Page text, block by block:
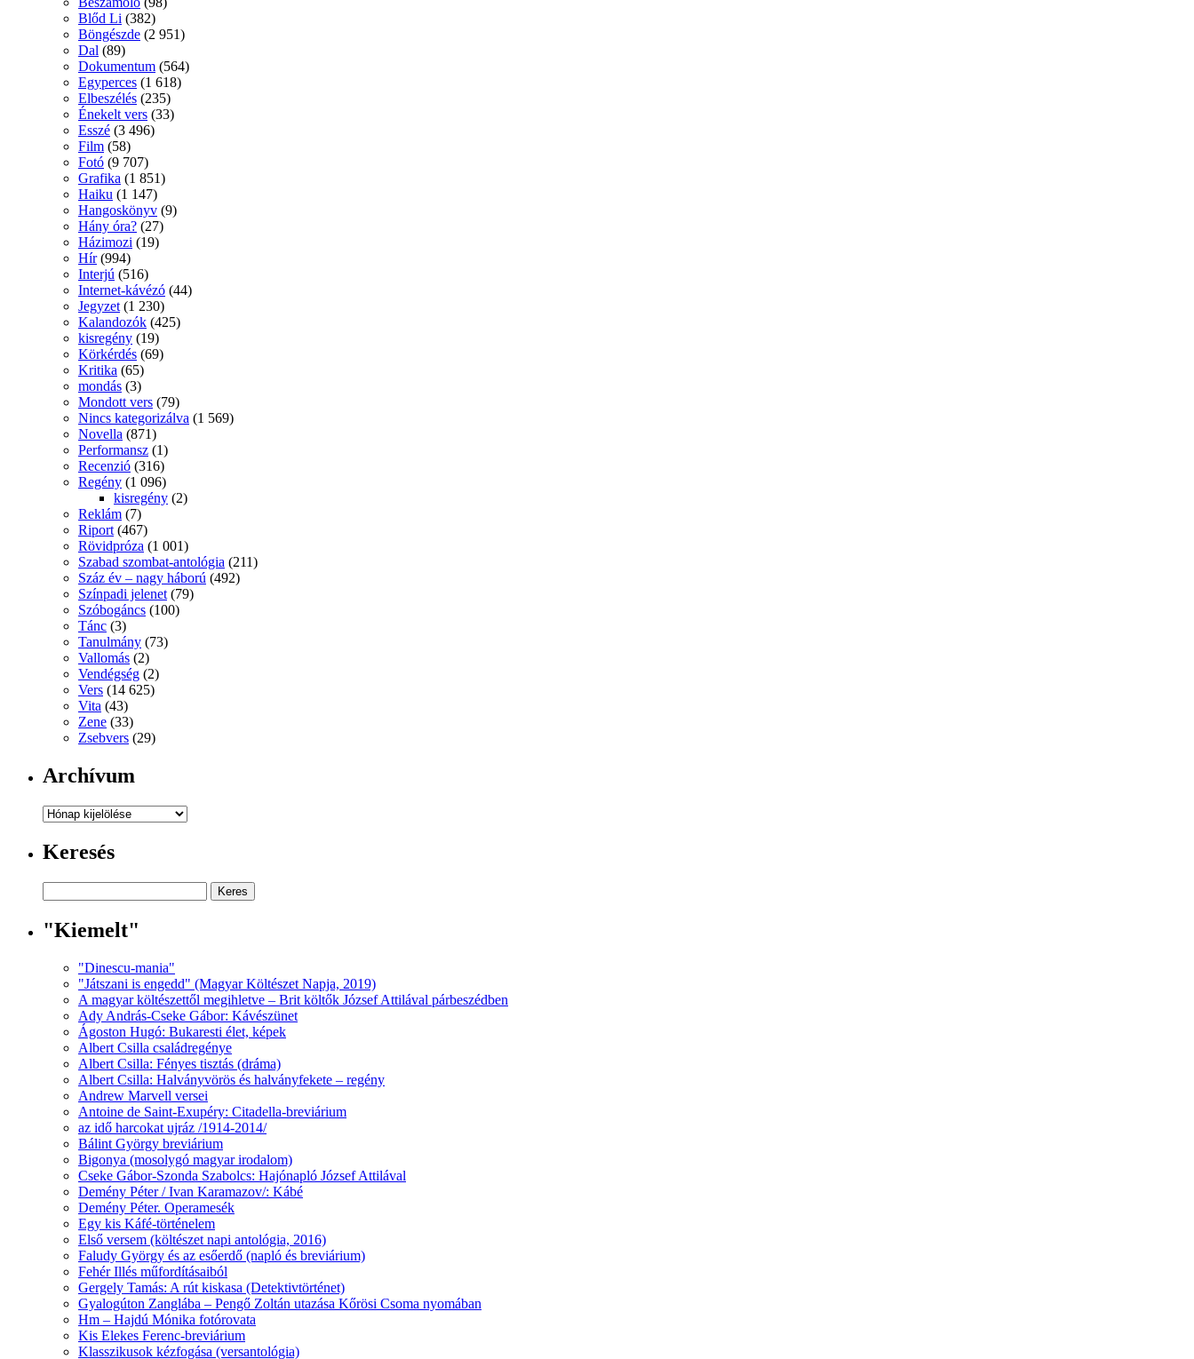
Blőd Li (382)
Böngészde (2 951)
Dal (89)
Dokumentum (564)
Egyperces (1 618)
Elbeszélés (235)
Énekelt vers (33)
Esszé (3 496)
Film (58)
Fotó (9 707)
Grafika (1 851)
Haiku (1 147)
Hangoskönyv (9)
Hány óra? (27)
Házimozi (19)
Hír(994)
Interjú (516)
Internet-kávézó (44)
Jegyzet (1 230)
Kalandozók (425)
kisregény (19)
Körkérdés (69)
Kritika (65)
mondás (3)
Mondott vers (79)
Nincs kategorizálva (1 569)
Novella (871)
Performansz (1)
Recenzió (316)
Regény (1 096)
kisregény (2)
Reklám (7)
Riport (467)
Rövidpróza (1 001)
Szabad szombat-antológia (211)
Száz év – nagy háború (492)
Színpadi jelenet (79)
Szóbogáncs (100)
Tánc (3)
Tanulmány (73)
Vallomás (2)
Vendégség (2)
Vers (14 625)
Vita (43)
Zene (33)
Zsebvers (29)
Archívum
Archívum
Keresés
"Kiemelt"
"Dinescu-mania"
"Játszani is engedd" (Magyar Költészet Napja, 2019)
A magyar költészettől megihletve – Brit költők József Attilával párbeszédben
Ady András-Cseke Gábor: Kávészünet
Ágoston Hugó: Bukaresti élet, képek
Albert Csilla családregénye
Albert Csilla: Fényes tisztás (dráma)
Albert Csilla: Halványvörös és halványfekete – regény
Andrew Marvell versei
Antoine de Saint-Exupéry: Citadella-breviárium
az idő harcokat ujráz /1914-2014/
Bálint György breviárium
Bigonya (mosolygó magyar irodalom)
Cseke Gábor-Szonda Szabolcs: Hajónapló József Attilával
Demény Péter / Ivan Karamazov/: Kábé
Demény Péter. Operamesék
Egy kis Káfé-történelem
Első versem (költészet napi antológia, 2016)
Faludy György és az esőerdő (napló és breviárium)
Fehér Illés műfordításaiból
Gergely Tamás: A rút kiskasa (Detektivtörténet)
Gyalogúton Zanglába – Pengő Zoltán utazása Kőrösi Csoma nyomában
Hm – Hajdú Mónika fotórovata
Kis Elekes Ferenc-breviárium
Klasszikusok kézfogása (versantológia)